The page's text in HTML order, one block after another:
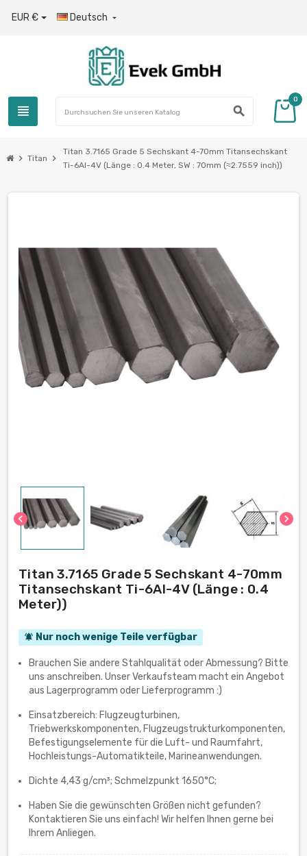
EUR € Deutsch 
view_headline search
0
chevron_right Titan chevron_right
Titan 3.7165 Grade 5 Sechskant 4-70mm Titansechskant
Ti-6Al-4V (Länge : 0.4 Meter, SW : 70mm (≈2.7559 inch))
chevron_left chevron_right
Titan 3.7165 Grade 5 Sechskant 4-70mm
Titansechskant Ti-6Al-4V (Länge : 0.4
Meter))
notifications_active Nur noch wenige Teile verfügbar
Brauchen Sie andere Stahlqualität oder Abmessung? Bitte
uns anschreiben. Unser Verkaufsteam macht ein Angebot
aus Lagerprogramm oder Lieferprogramm :)
Einsatzbereich: Flugzeugturbinen,
Triebwerkskomponenten, Flugzeugstrukturkomponenten,
Befestigungselemente für die Luft- und Raumfahrt,
Hochleistungs-Automatikteile, Marineanwendungen.
Dichte 4,43 g/cm³; Schmelzpunkt 1650°C;
Haben Sie die gewünschten Größen nicht gefunden?
Kontaktieren Sie uns einfach! Wir helfen Ihnen gerne bei
Ihrem Anliegen.